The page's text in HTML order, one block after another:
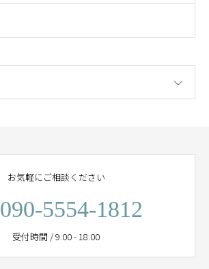
お気軽にご相談ください
090-5554-1812
受付時間 / 9:00 - 18:00